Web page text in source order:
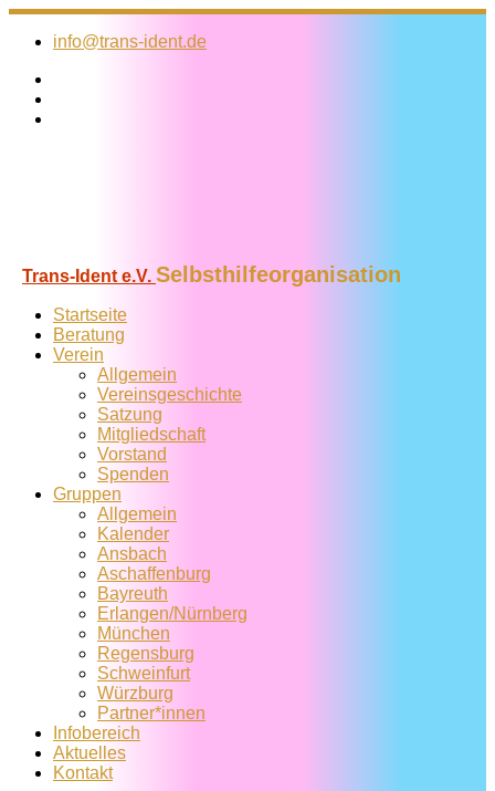
Zum
Inhalt
info@trans-ident.de
Trans-Ident e.V. Selbsthilfeorganisation
Startseite
Beratung
Verein
Allgemein
Vereins­geschichte
Satzung
Mitglied­schaft
Vorstand
Spenden
Gruppen
Allgemein
Kalender
Ansbach
Aschaffenburg
Bayreuth
Erlangen/Nürnberg
München
Regensburg
Schweinfurt
Würzburg
Partner*innen
Infobereich
Aktuelles
Kontakt